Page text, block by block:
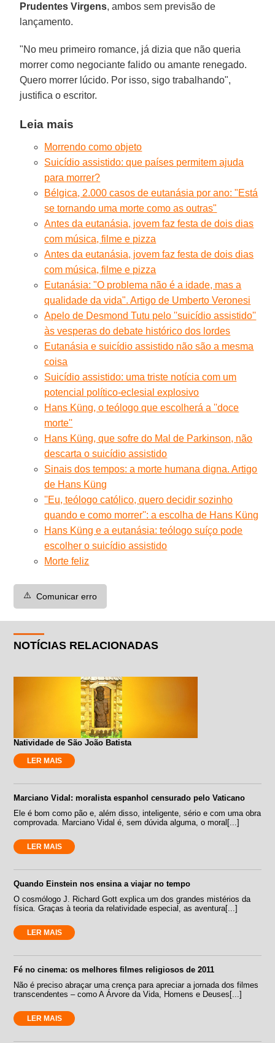
Prudentes Virgens, ambos sem previsão de
lançamento.
"No meu primeiro romance, já dizia que não queria
morrer como negociante falido ou amante renegado.
Quero morrer lúcido. Por isso, sigo trabalhando",
justifica o escritor.
Leia mais
Morrendo como objeto
Suicídio assistido: que países permitem ajuda
para morrer?
Bélgica, 2.000 casos de eutanásia por ano: "Está
se tornando uma morte como as outras"
Antes da eutanásia, jovem faz festa de dois dias
com música, filme e pizza
Antes da eutanásia, jovem faz festa de dois dias
com música, filme e pizza
Eutanásia: "O problema não é a idade, mas a
qualidade da vida". Artigo de Umberto Veronesi
Apelo de Desmond Tutu pelo ''suicídio assistido''
às vesperas do debate histórico dos lordes
Eutanásia e suicídio assistido não são a mesma
coisa
Suicídio assistido: uma triste notícia com um
potencial político-eclesial explosivo
Hans Küng, o teólogo que escolherá a ''doce
morte''
Hans Küng, que sofre do Mal de Parkinson, não
descarta o suicídio assistido
Sinais dos tempos: a morte humana digna. Artigo
de Hans Küng
''Eu, teólogo católico, quero decidir sozinho
quando e como morrer'': a escolha de Hans Küng
Hans Küng e a eutanásia: teólogo suíço pode
escolher o suicídio assistido
Morte feliz
⚠️ Comunicar erro
NOTÍCIAS RELACIONADAS
Natividade de São João Batista
LER MAIS
Marciano Vidal: moralista espanhol censurado pelo Vaticano
Ele é bom como pão e, além disso, inteligente, sério e com uma obra
comprovada. Marciano Vidal é, sem dúvida alguma, o moral[...]
LER MAIS
Quando Einstein nos ensina a viajar no tempo
O cosmólogo J. Richard Gott explica um dos grandes mistérios da
física. Graças à teoria da relatividade especial, as aventura[...]
LER MAIS
Fé no cinema: os melhores filmes religiosos de 2011
Não é preciso abraçar uma crença para apreciar a jornada dos filmes
transcendentes – como A Árvore da Vida, Homens e Deuses[...]
LER MAIS